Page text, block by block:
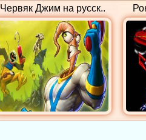
Червяк Джим на русск..